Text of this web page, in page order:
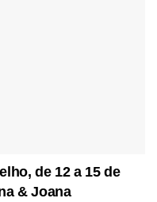
de 12 a 15 de
& Joana